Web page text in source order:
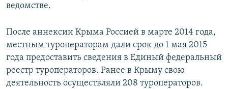
Все сайты RFE/RL
ведомстве.
После аннексии Крыма Россией в марте 2014 года,
местным туроператорам дали срок до 1 мая 2015
года предоставить сведения в Единый федеральный
реестр туроператоров. Ранее в Крыму свою
деятельность осуществляли 208 туроператоров.